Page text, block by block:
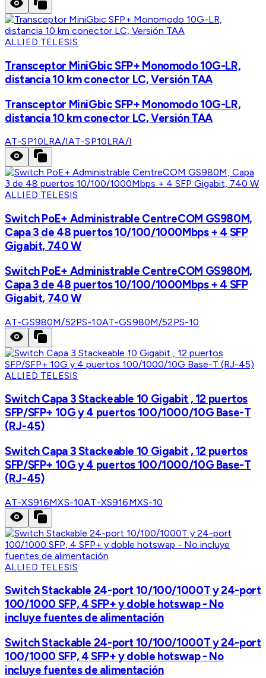
ALLIED TELESIS
Transceptor MiniGbic SFP+ Monomodo 10G-LR,
distancia 10 km conector LC, Versión TAA
Transceptor MiniGbic SFP+ Monomodo 10G-LR,
distancia 10 km conector LC, Versión TAA
AT-SP10LRA/IAT-SP10LRA/I
ALLIED TELESIS
Switch PoE+ Administrable CentreCOM GS980M,
Capa 3 de 48 puertos 10/100/1000Mbps + 4 SFP
Gigabit, 740 W
Switch PoE+ Administrable CentreCOM GS980M,
Capa 3 de 48 puertos 10/100/1000Mbps + 4 SFP
Gigabit, 740 W
AT-GS980M/52PS-10AT-GS980M/52PS-10
ALLIED TELESIS
Switch Capa 3 Stackeable 10 Gigabit , 12 puertos
SFP/SFP+ 10G y 4 puertos 100/1000/10G Base-T
(RJ-45)
Switch Capa 3 Stackeable 10 Gigabit , 12 puertos
SFP/SFP+ 10G y 4 puertos 100/1000/10G Base-T
(RJ-45)
AT-XS916MXS-10AT-XS916MXS-10
ALLIED TELESIS
Switch Stackable 24-port 10/100/1000T y 24-port
100/1000 SFP, 4 SFP+ y doble hotswap - No
incluye fuentes de alimentación
Switch Stackable 24-port 10/100/1000T y 24-port
100/1000 SFP, 4 SFP+ y doble hotswap - No
incluye fuentes de alimentación